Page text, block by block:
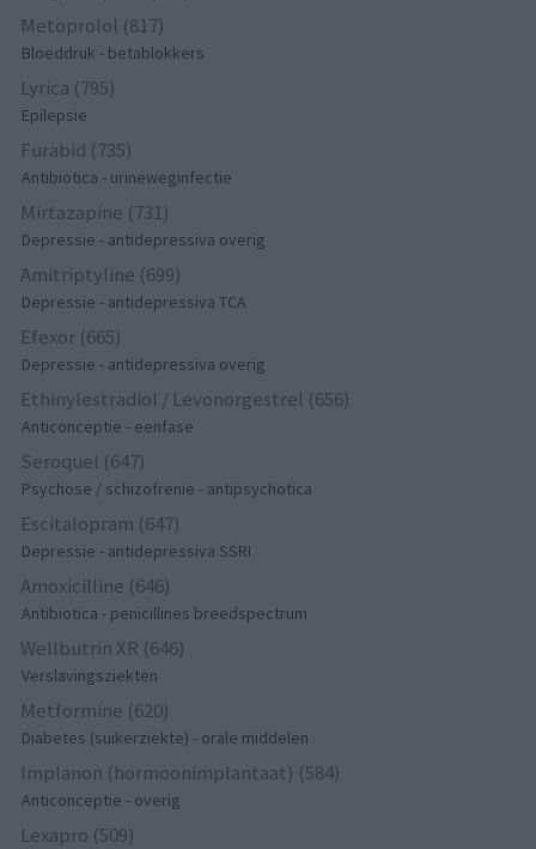
Metoprolol (817)
Bloeddruk - betablokkers
Lyrica (795)
Epilepsie
Furabid (735)
Antibiotica - urineweginfectie
Mirtazapine (731)
Depressie - antidepressiva overig
Amitriptyline (699)
Depressie - antidepressiva TCA
Efexor (665)
Depressie - antidepressiva overig
Ethinylestradiol / Levonorgestrel (656)
Anticonceptie - eenfase
Seroquel (647)
Psychose / schizofrenie - antipsychotica
Escitalopram (647)
Depressie - antidepressiva SSRI
Amoxicilline (646)
Antibiotica - penicillines breedspectrum
Wellbutrin XR (646)
Verslavingsziekten
Metformine (620)
Diabetes (suikerziekte) - orale middelen
Implanon (hormoonimplantaat) (584)
Anticonceptie - overig
Lexapro (509)